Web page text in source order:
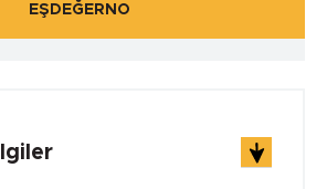
EŞDEĞERNO